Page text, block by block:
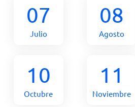
07
Julio
08
Agosto
10
Octubre
11
Noviembre